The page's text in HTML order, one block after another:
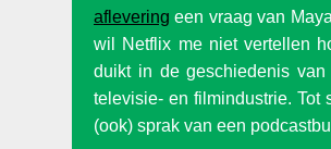
aflevering een vraag van
wil Netflix me niet vertellen
duikt in de geschiedenis
televisie- en filmindustrie.
(ook) sprak van een